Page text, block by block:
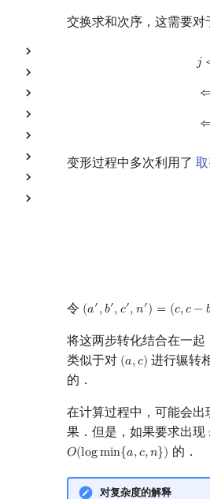
交换求和次序，这需要对
𝑗
⌉
变形过程中多次利用了
令 (𝑎′,𝑏′,𝑐′,𝑛′) = (𝑐,𝑐−
(a′ b′,c ′,n ′)=(c ,c −b−1 a,
将这两步转化结合在一起
类似于对 (𝑎,𝑐)
(a,c) 进行辗转
的．
在计算过程中，可能会出
果．但是，如果要求出现
𝑂(logmin{𝑎,𝑐,𝑛})
O(logmin{a,c,n}) 的．
对复杂度的解释